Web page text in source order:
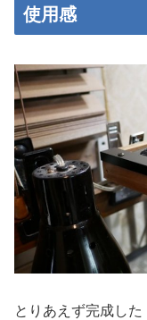
使用感
とりあえず完成した